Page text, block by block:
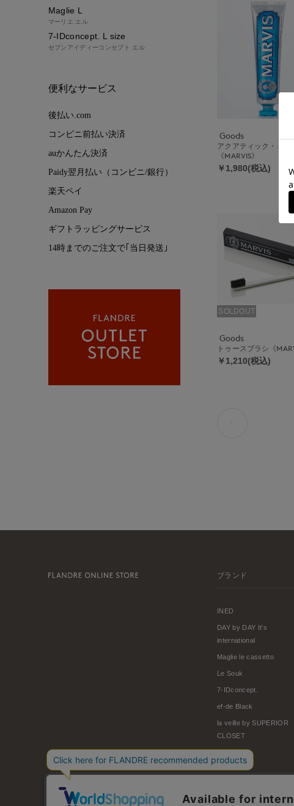
Goods
アクアティック・ミン
《MARVIS》
￥1,980(税込)
SOLDOUT
Goods
トゥースブラシ《
￥1,210(税込)
Maglie L
マーリエ エル
7-IDconcept. L size
セブンアイディーコンセプト エル
便利なサービス
後払い.com
コンビニ前払い決済
auかんたん決済
Paidy翌月払い（コンビニ/銀行）
楽天ペイ
Amazon Pay
ギフトラッピングサービス
14時までのご注文で｢当日発送｣
ブランド
INED
DAY by DAY It's
international
Maglie le cassetto
Le Souk
7-IDconcept.
ef-de Black
la veille by SUPERIOR
CLOSET